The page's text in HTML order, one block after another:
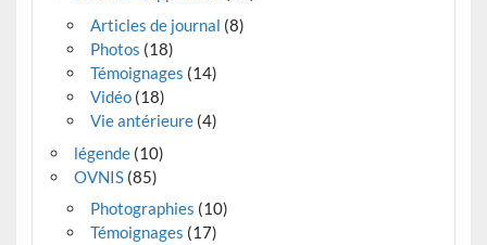
Articles de journal (8)
Photos (18)
Témoignages (14)
Vidéo(18)
Vie antérieure(4)
légende(10)
OVNIS(85)
Photographies (10)
Témoignages (17)